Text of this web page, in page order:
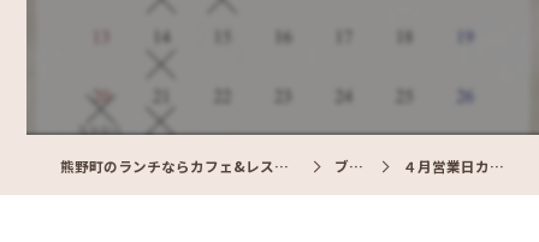
熊野町のランチならカフェ&レストラン Cafe照 ブログ ４月営業日カレンダー